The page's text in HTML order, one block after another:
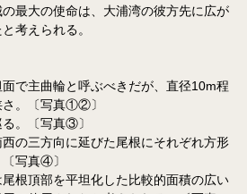
最大の使命は、大浦湾の彼方先に広が
考えられる。
で主曲輪と呼ぶべきだが、直径10m程
さ。〔写真①②〕
。〔写真③〕
の三方向に延びた尾根にそれぞれ方形
写真④〕
根頂部を平坦化した比較的面積の広い